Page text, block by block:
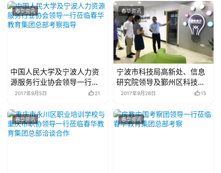
春华资讯
中国人民大学及宁波人力资
源服务行业协会领导一行莅
临春华教育集团总部考察指
2017年9月5日 21
春华资讯
宁波市科技局高新处、信息
研究院领导及鄞州区科技局
副局长任亚方一行莅临春华
2017年9月28日 15
春华资讯 春华资讯